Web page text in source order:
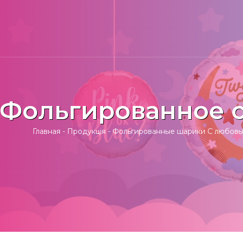
Фольгированное
Главная - Продукція- Фольгированные шарики С